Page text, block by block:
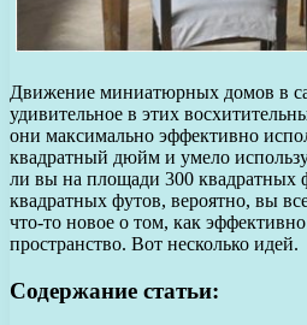
Движение миниатюрных домов в
удивительное в этих
они максимально эффективно
квадратный дюйм и умело
ли вы на площади 300 квадратных
квадратных футов, вероятно, вы
что-то новое о том, как эффективно
пространство. Вот несколько идей.
Содержание статьи: